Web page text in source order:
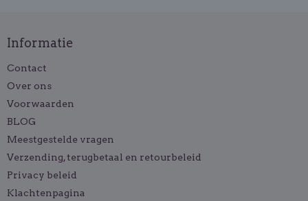
Informatie
Contact
Over ons
Voorwaarden
BLOG
Meestgestelde vragen
Verzending, terugbetaal en retourbeleid
Privacy beleid
Klachtenpagina